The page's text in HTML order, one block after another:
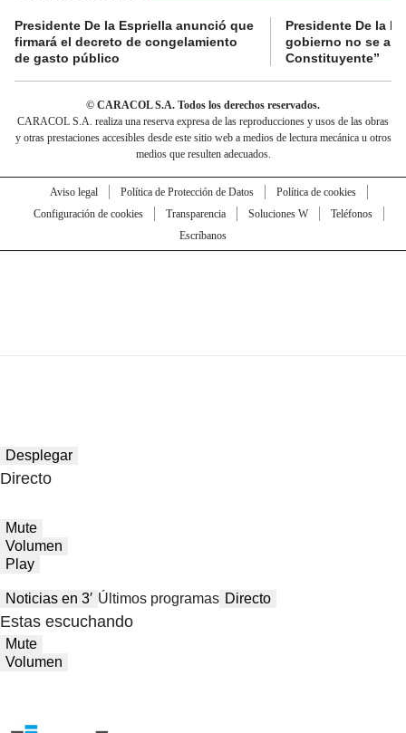
Presidente De la Espriella anunció que
firmará el decreto de congelamiento
de gasto público
Presidente De la
gobierno no se
Constituyente”
© CARACOL S.A. Todos los derechos reservados.
CARACOL S.A. realiza una reserva expresa de las reproducciones y usos de las obras
y otras prestaciones accesibles desde este sitio web a medios de lectura mecánica u otros
medios que resulten adecuados.
Aviso legal Política de Protección de Datos
Política de cookies
Configuración de cookies
Transparencia Soluciones W
Teléfonos
Escríbanos
Desplegar
Directo
Mute
Volumen
Play
Noticias en 3′ Últimos programas Directo
Estas escuchando
Mute
Volumen